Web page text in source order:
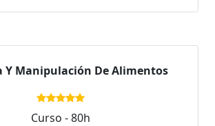
Y Manipulación De Alimentos
Curso - 80h